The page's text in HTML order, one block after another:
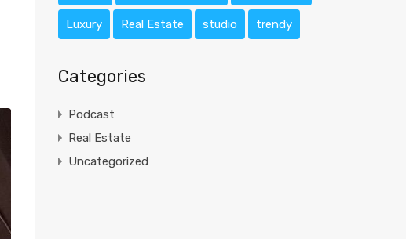
Luxury Real Estate studio trendy
Categories
Podcast
Real Estate
Uncategorized